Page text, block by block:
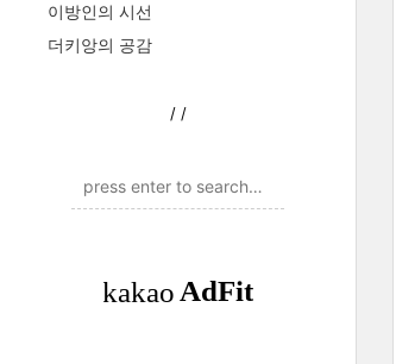
이방인의 시선
더키앙의 공감
/ /